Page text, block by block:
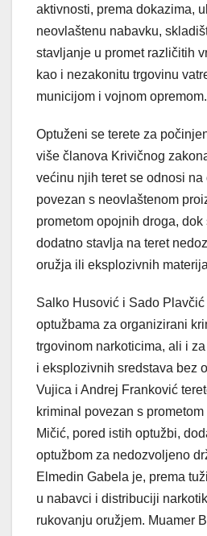
aktivnosti, prema dokazima,
neovlaštenu nabavku,
stavljanje u promet različitih
kao i nezakonitu trgovinu
municijom i vojnom opremom.
Optuženi se terete za
više članova Krivičnog
većinu njih teret se odnosi na
povezan s neovlaštenom
prometom opojnih droga,
dodatno stavlja na teret
oružja ili eksplozivnih
Salko Husović i Sado
optužbama za organizirani
trgovinom narkoticima, ali i
i eksplozivnih sredstava bez
Vujica i Andrej Franković
kriminal povezan s
Mičić, pored istih optužbi,
optužbom za nedozvoljeno
Elmedin Gabela je, prema
u nabavci i distribuciji
rukovanju oružjem. Muamer